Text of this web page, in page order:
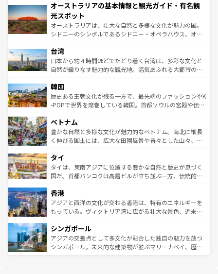
部のニューオーリンズでは、音楽と美食が融合した独特の
文化が魅力。旅行者はアメリカの各地域で異なる魅力を楽
しみながら、その多様性と豊かな歴史を感じることができ
るだろう。車でのロードトリップや列車の旅も、アメリカ
情報は
ワイ島は見逃せない。また、定番の観光地といえばオアフ
島だが、静かな自然を求めるならマウイ島やカウアイ島が
おすすめ。エメラルドグリーンに輝く海をはじめ、豊かな
文化や歴史が息づいている。「アロハスピリット」と呼ば
人々、おいしいローカルフードやハワイアンミュージッ
ク、伝統的なフラダンスなど、すべてがハワイの魅力を彩
っている。訪れるたびに新しい発見と感動が待っているハ
はコンテンツ一覧
オーストラリアの基本情報と観光ガイド・有名観
光スポット
オーストラリアは、壮大な自然と多様な文化が魅力の国。
シドニーのシンボルであるシドニー・オペラハウス、オー
リアリーフや大陸中央部にそびえるウルル（エアーズロッ
ク）、タスマニアの美しい原生林やケアンズの熱帯雨林な
ど、見どころがたくさん。また、カフェやワイン、オージ
いる。アクティビティも充実しており、サーフィンやダイ
ビング、ハイキングなど、アウトドア好きにはたまらな
い。オーストラリアの多彩な魅力を存分に味わいつくそ
参照してほしい。
台湾
日本から約４時間ほどでたどり着く台湾は、多彩な文化と
自然が織りなす魅力的な観光地。活気あふれる大都市の台
ン）、静ひつな山岳地帯である台湾東部など、都市の喧騒
と山間の静けさが共存しており、訪れる人に新しい発見と
驚きをもたらしてくれる。また、奥深い台湾の食文化も魅
容にもいいと評判のスイーツなど、バラエティ豊かな料理
が味わえる。 なお、新着の台湾情報は コンテンツ一覧を参
照してほしい。
韓国
歴史ある王朝文化が残る一方で、最先端のファッションやK
-POPで世界を席巻している韓国。首都ソウルの宮殿や伝統
き、地方に足を延ばせば四季折々の自然美を楽しむことが
できる。そして、キムチや焼肉、絶品のストリートフード
まで、さまざまな韓国料理が待っている。夜には、韓国な
リティに包まれながら、韓国の多彩な魅力を心ゆくまで味
わってみてほしい。 なお、新着の韓国情報はコンテンツ一
覧を参照してほしい。
ベトナム
豊かな自然と多様な文化が魅力的なベトナム。南北に細長
く伸びる国土には、広大な田園風景や青々とした山々、世
急速な発展と共に伝統が息づく。ハノイの古い町並みやホ
ーチミン市のフランス統治時代の建物も、独特の雰囲気を
醸し出している。また、バラエティの豊かさとおいしさで
とつ。フォーやバインミー、ベトナムコーヒーなどは、ぜ
ひ現地で味わいたい。どの地域を訪れてもあたたかい人々
が旅行者を迎えてくれるので、きっと忘れられない旅にな
参照してほしい。
タイ
タイは、東南アジアに位置する豊かな自然と歴史が息づく
国だ。首都バンコクは高層ビルが立ち並ぶ一方、伝統的な
の活気が交差している。北部ではチェンマイなどの山岳地
帯で自然と触れ合い、南部ではプーケットやクラビの美し
いビーチでリゾート気分を楽しむことができる。タイ料理
激する。気候は一年中温暖で、どの季節にも異なる楽しみ
が待っている。親しみやすいタイの人々、仏教を中心とし
た文化、そして多様な観光資源が、訪れる旅人を魅了し続
香港
アジアと西洋の文化が交わる香港は、特有のエネルギーを
もっている。ヴィクトリア湾に広がる壮大な景色、近未来
み、どこを訪れても感動するはず。観光スポットが密集し
ており、効率よく見どころを回れるのも魅力。息をのむよ
うな絶景から文化的な体験まで、香港を存分に楽しみ尽く
シンガポール
アジアの交差点として多文化が融合した独自の魅力を放つ
シンガポール。未来的な建築物が並ぶマリーナベイ、歴史